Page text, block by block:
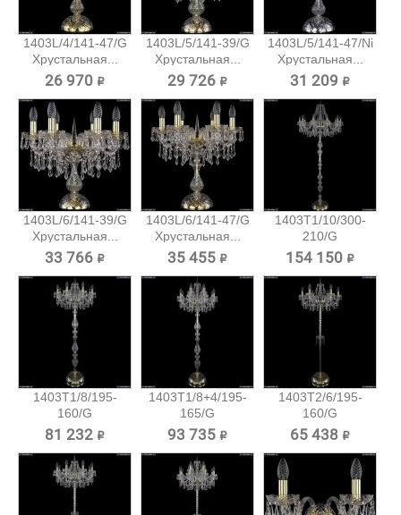
1403L/4/141-47/G
Хрустальная...
26 970 ₽
1403L/5/141-39/G
Хрустальная...
29 726 ₽
1403L/5/141-47/Ni
Хрустальная...
31 209 ₽
1403L/6/141-39/G
Хрустальная...
33 766 ₽
1403L/6/141-47/G
Хрустальная...
35 455 ₽
1403T1/10/300-
210/G
Хрустальный...
154 150 ₽
1403T1/8/195-
160/G
Хрустальный
81 232 ₽
1403T1/8+4/195-
165/G
Хрустальный...
93 735 ₽
1403T2/6/195-
160/G
Хрустальный
65 438 ₽